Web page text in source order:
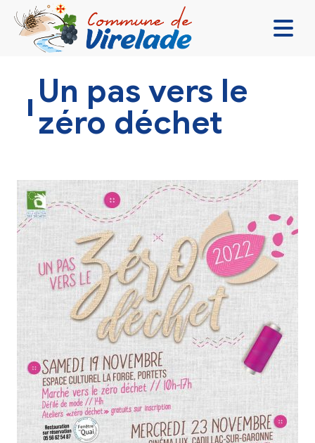
VIVRE ENSEMBLE
SE DIVERTIR
CONTACT
Un pas vers le
zéro déchet